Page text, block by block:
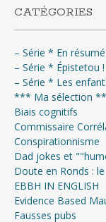
CATÉGORIES
– Série * En
– Série * Épistetou
– Série * Les
*** Ma sélection
Biais cognitifs
Commissaire
Conspirationnisme
Dad jokes et
Doute en Ronds :
EBBH IN ENGLISH
Evidence Based
Fausses pubs